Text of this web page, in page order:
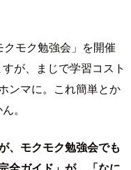
モク勉強会」を開催
が、まじで学習コスト
ンマに。これ簡単とか
。
、モクモク勉強会でも